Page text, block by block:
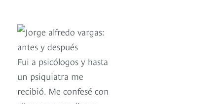
Fui a psicólogos y hasta
un psiquiatra me
recibió. Me confesé con